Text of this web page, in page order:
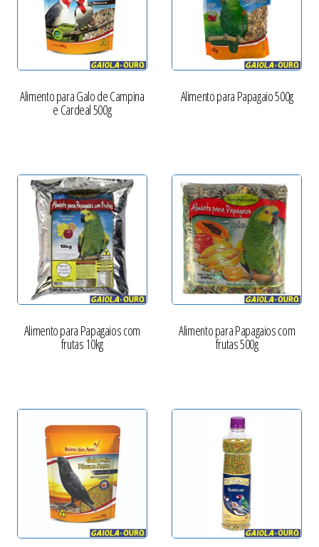
Alimento para Galo de Campina
e Cardeal 500g
Alimento para Papagaio 500g
Alimento para Papagaios com
frutas 10kg
Alimento para Papagaios com
frutas 500g